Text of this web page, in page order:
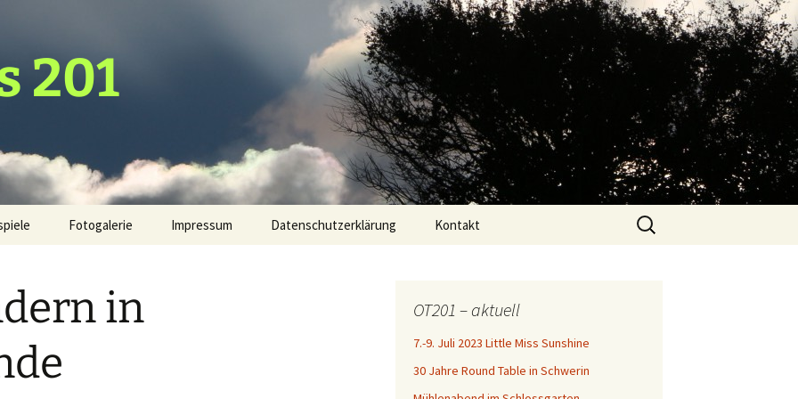
201
Fotogalerie
2019
Impressum Datenschutzerklärung Kontakt
Search
for:
in
OT201 – aktuell
7.-9. Juli 2023 Little Miss Sunshine
30 Jahre Round Table in Schwerin